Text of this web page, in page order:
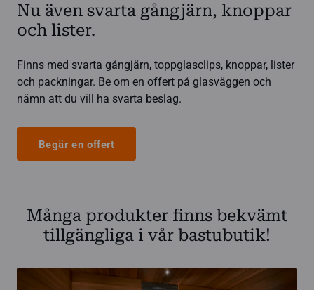
Nu även svarta gångjärn, knoppar
och lister.
Finns med svarta gångjärn, toppglasclips, knoppar, lister
och packningar. Be om en offert på glasväggen och
nämn att du vill ha svarta beslag.
Begär en offert
Många produkter finns bekvämt
tillgängliga i vår bastubutik!